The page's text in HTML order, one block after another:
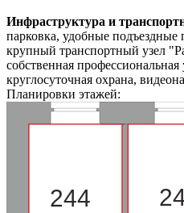
Инфраструктура и
парковка, удобные подъездные
крупный транспортный узел
собственная
круглосуточная охрана,
Планировки этажей:
244